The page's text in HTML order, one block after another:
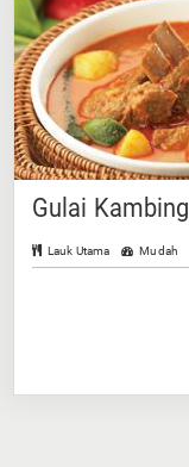
Gulai Kambing
Lauk Utama Mudah